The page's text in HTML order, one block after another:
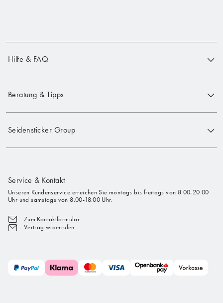
Hilfe & FAQ
Beratung & Tipps
Seidensticker Group
Service & Kontakt
Unseren Kundenservice erreichen Sie montags bis freitags von 8.00-20.00
Uhr und samstags von 8.00-18.00 Uhr.
Zum Kontaktformular
Vertrag widerrufen